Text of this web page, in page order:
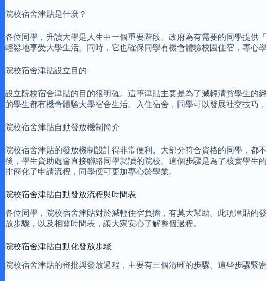
院校宿舍津貼是什麼？
各位同學，升讀大學是人生中一個重要階段。政府為有需要的同學提供
輕鬆地享受大學生活。同時，它也確保同學有機會體驗校園住宿，專心學
院校宿舍津貼設立目的
設立院校宿舍津貼的目的很明確。這筆津貼主要是為了減輕清貧學生的
的學生都有機會體驗大學宿舍生活。入住宿舍，同學可以發展社交技巧，
院校宿舍津貼自動發放機制簡介
院校宿舍津貼的發放機制設計得非常便利。大部分符合資格的同學，都
後，學生資助處會直接聯絡同學就讀的院校。這個步驟是為了核實學生
排簡化了申請流程，同學便可更加專心於學業。
院校宿舍津貼自動發放流程與時間表
各位同學，院校宿舍津貼對於減輕住宿負擔，有莫大幫助。此項津貼的
放步驟，以及相關時間表，讓大家安心了解整個過程。
院校宿舍津貼自動化發放步驟
院校宿舍津貼的審批與發放過程，主要有三個清晰的步驟。這些步驟緊